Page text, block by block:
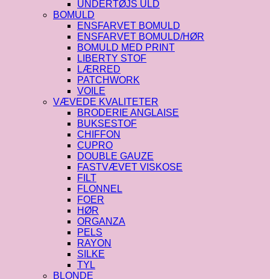
UNDERTØJS ULD
BOMULD
ENSFARVET BOMULD
ENSFARVET BOMULD/HØR
BOMULD MED PRINT
LIBERTY STOF
LÆRRED
PATCHWORK
VOILE
VÆVEDE KVALITETER
BRODERIE ANGLAISE
BUKSESTOF
CHIFFON
CUPRO
DOUBLE GAUZE
FASTVÆVET VISKOSE
FILT
FLONNEL
FOER
HØR
ORGANZA
PELS
RAYON
SILKE
TYL
BLONDE